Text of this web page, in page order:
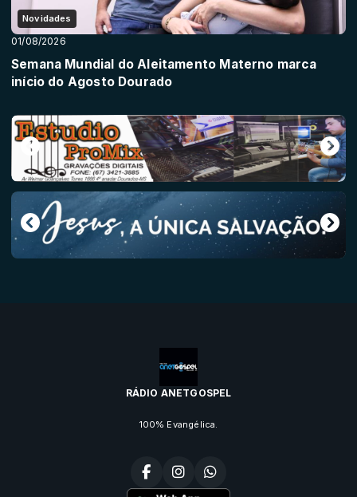
Novidades
01/08/2026
Semana Mundial do Aleitamento Materno marca
início do Agosto Dourado
RÁDIO ANETGOSPEL
100% Evangélica.